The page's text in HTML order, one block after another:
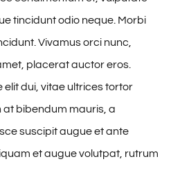
tincidunt odio neque. Morbi
Vivamus orci nunc,
placerat auctor eros.
elit dui, vitae ultrices tortor
at bibendum mauris, a
suscipit augue et ante
et augue volutpat, rutrum